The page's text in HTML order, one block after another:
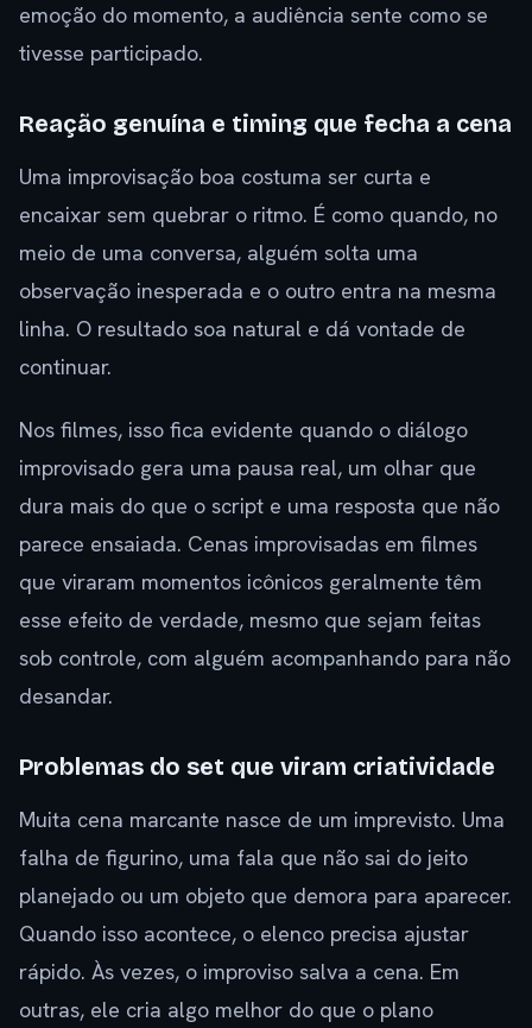
emoção do momento, a audiência sente como se
tivesse participado.
Reação genuína e timing que fecha a cena
Uma improvisação boa costuma ser curta e
encaixar sem quebrar o ritmo. É como quando, no
meio de uma conversa, alguém solta uma
observação inesperada e o outro entra na mesma
linha. O resultado soa natural e dá vontade de
continuar.
Nos filmes, isso fica evidente quando o diálogo
improvisado gera uma pausa real, um olhar que
dura mais do que o script e uma resposta que não
parece ensaiada. Cenas improvisadas em filmes
que viraram momentos icônicos geralmente têm
esse efeito de verdade, mesmo que sejam feitas
sob controle, com alguém acompanhando para não
desandar.
Problemas do set que viram criatividade
Muita cena marcante nasce de um imprevisto. Uma
falha de figurino, uma fala que não sai do jeito
planejado ou um objeto que demora para aparecer.
Quando isso acontece, o elenco precisa ajustar
rápido. Às vezes, o improviso salva a cena. Em
outras, ele cria algo melhor do que o plano